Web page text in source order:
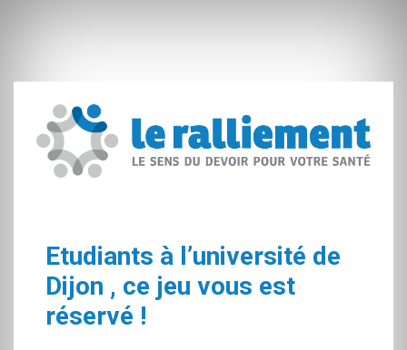
Etudiants à l’université de
Dijon , ce jeu vous est
réservé !